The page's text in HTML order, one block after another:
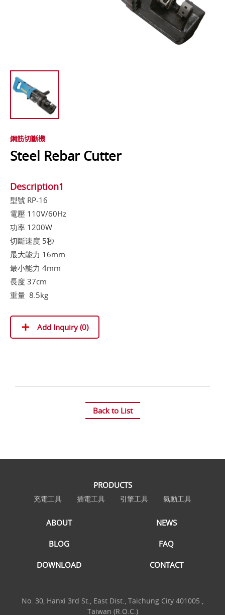
鋼筋切斷機
Steel Rebar Cutter
Description1
型號 RP-16
電壓 110V/60Hz
功率 1200W
切斷速度 5秒
最大能力 16mm
最小能力 4mm
長度 37cm
重量 8.5kg
Add Inquiry (0)
Back to List
PRODUCTS
充電工具 插電工具 引擎工具 氣動工具
ABOUT NEWS
BLOG FAQ
DOWNLOAD CONTACT
No. 30, Hanxi 3rd St., East Dist., Taichung City 401005 ,
Taiwan (R.O.C.)